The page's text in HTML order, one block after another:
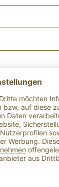
Bonn
gesetzl.